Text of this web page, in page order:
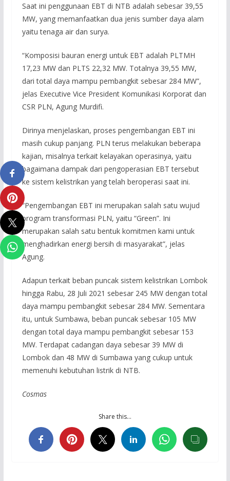
Saat ini penggunaan EBT di NTB adalah sebesar 39,55
MW, yang memanfaatkan dua jenis sumber daya alam
yaitu tenaga air dan surya.
“Komposisi bauran energi untuk EBT adalah PLTMH
17,23 MW dan PLTS 22,32 MW. Totalnya 39,55 MW,
dari total daya mampu pembangkit sebesar 284 MW”,
jelas Executive Vice President Komunikasi Korporat dan
CSR PLN, Agung Murdifi.
Dirinya menjelaskan, proses pengembangan EBT ini
masih cukup panjang. PLN terus melakukan beberapa
kajian, misalnya terkait kelayakan operasinya, yaitu
bagaimana dampak dari pengoperasian EBT tersebut
ke sistem kelistrikan yang telah beroperasi saat ini.
“Pengembangan EBT ini merupakan salah satu wujud
program transformasi PLN, yaitu “Green”. Ini
merupakan salah satu bentuk komitmen kami untuk
menghadirkan energi bersih di masyarakat”, jelas
Agung.
Adapun terkait beban puncak sistem kelistrikan Lombok
hingga Rabu, 28 Juli 2021 sebesar 245 MW dengan total
daya mampu pembangkit sebesar 284 MW. Sementara
itu, untuk Sumbawa, beban puncak sebesar 105 MW
dengan total daya mampu pembangkit sebesar 153
MW. Terdapat cadangan daya sebesar 39 MW di
Lombok dan 48 MW di Sumbawa yang cukup untuk
memenuhi kebutuhan listrik di NTB.
Cosmas
Share this…